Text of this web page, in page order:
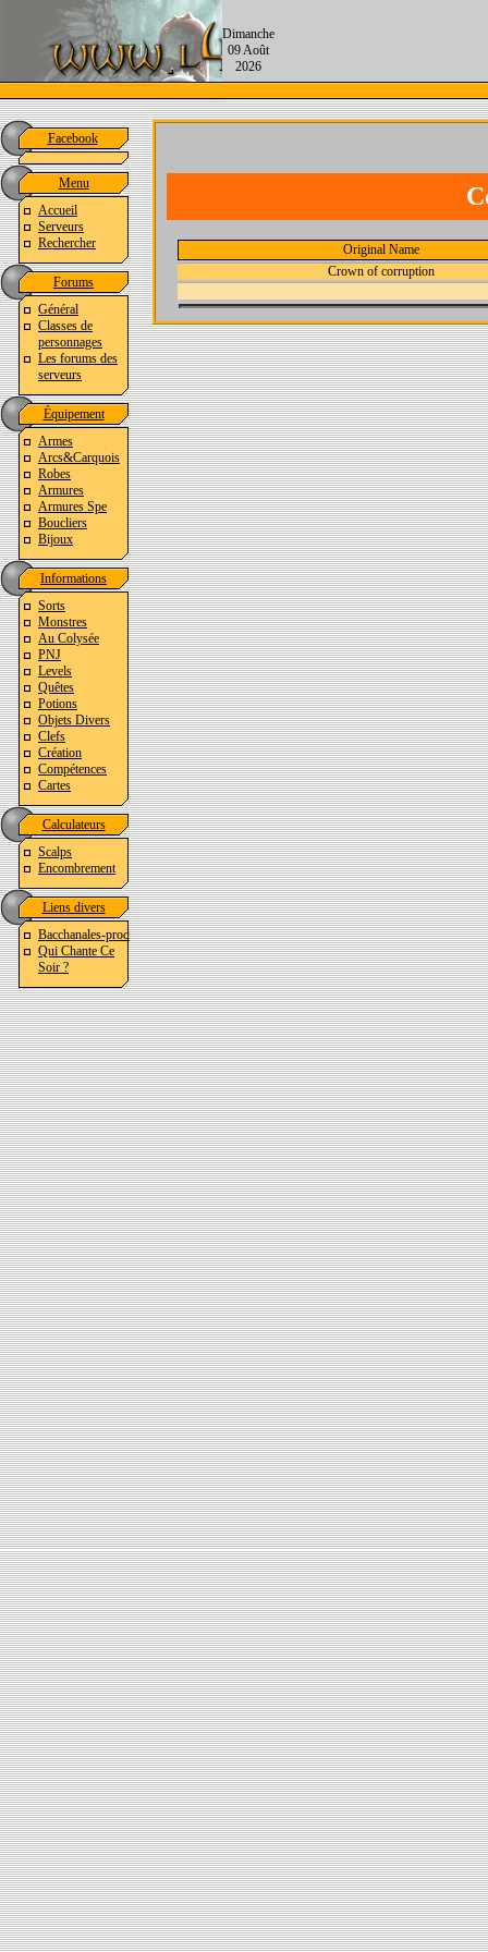
Dimanche
09 Août
2026
Facebook
Menu
Accueil
Serveurs
Rechercher
Forums
Général
Classes de
personnages
Les forums des
serveurs
Équipement
Armes
Arcs&Carquois
Robes
Armures
Armures Spe
Boucliers
Bijoux
Informations
Sorts
Monstres
Au Colysée
PNJ
Levels
Quêtes
Potions
Objets Divers
Clefs
Création
Compétences
Cartes
Calculateurs
Scalps
Encombrement
Liens divers
Bacchanales-prod
Qui Chante Ce
Soir ?
Original Name
Crown of corruption